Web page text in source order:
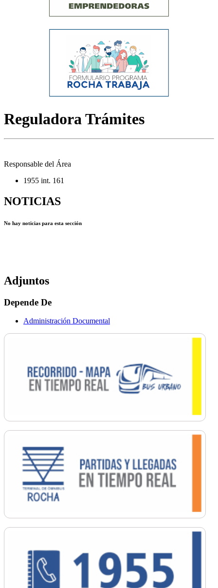
Reguladora Trámites
Responsable del Área
1955 int. 161
NOTICIAS
No hay noticias para esta sección
Adjuntos
Depende De
Administración Documental